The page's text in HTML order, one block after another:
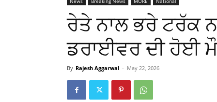
ਰੇਤੇ ਨਾਲ ਭਰੇ ਟਰੱਕ
ਡਰਾਈਵਰ ਦੀ ਹੋਈ
By Rajesh Aggarwal - May 22, 2026